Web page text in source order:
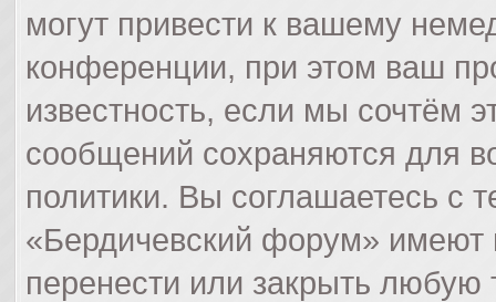
могут привести к вашему
конференции, при этом ваш
известность, если мы сочтём
сообщений сохраняются для
политики. Вы соглашаетесь с
«Бердичевский форум» имеют
перенести или закрыть